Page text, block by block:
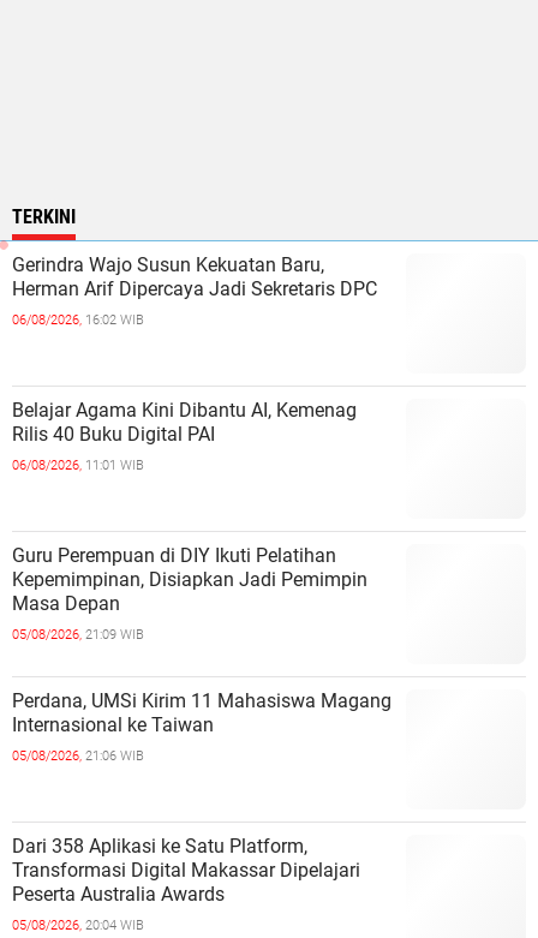
TERKINI
Gerindra Wajo Susun Kekuatan Baru,
Herman Arif Dipercaya Jadi Sekretaris DPC
06/08/2026, 16:02 WIB
Belajar Agama Kini Dibantu AI, Kemenag
Rilis 40 Buku Digital PAI
06/08/2026, 11:01 WIB
Guru Perempuan di DIY Ikuti Pelatihan
Kepemimpinan, Disiapkan Jadi Pemimpin
Masa Depan
05/08/2026, 21:09 WIB
Perdana, UMSi Kirim 11 Mahasiswa Magang
Internasional ke Taiwan
05/08/2026, 21:06 WIB
Dari 358 Aplikasi ke Satu Platform,
Transformasi Digital Makassar Dipelajari
Peserta Australia Awards
05/08/2026, 20:04 WIB